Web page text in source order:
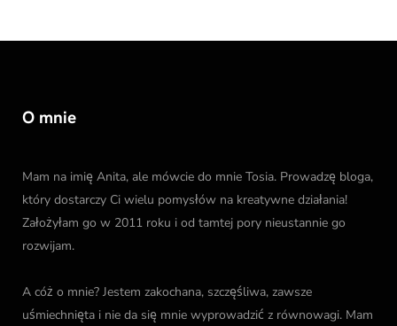
O mnie
Mam na imię Anita, ale mówcie do mnie Tosia. Prowadzę bloga,
który dostarczy Ci wielu pomysłów na kreatywne działania!
Założyłam go w 2011 roku i od tamtej pory nieustannie go
rozwijam.
A cóż o mnie? Jestem zakochana, szczęśliwa, zawsze
uśmiechnięta i nie da się mnie wyprowadzić z równowagi. Mam